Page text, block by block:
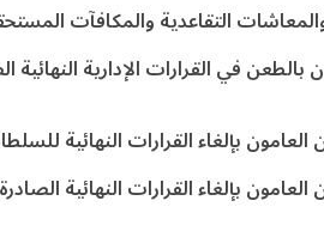
في القرارات الإدارية النهائية
بإلغاء القرارات النهائية